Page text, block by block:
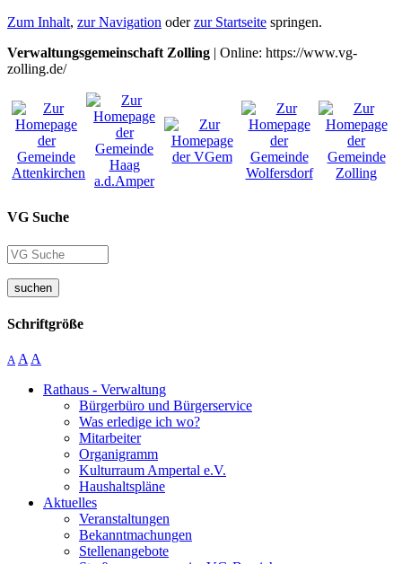
Zum Inhalt, zur Navigation oderzur Startseite springen.
Verwaltungsgemeinschaft Zolling | Online: https://www.vg-
zolling.de/
VG Suche
suchen
Schriftgröße
A A A
Rathaus - Verwaltung
Bürgerbüro und Bürgerservice
Was erledige ich wo?
Mitarbeiter
Organigramm
Kulturraum Ampertal e.V.
Haushaltspläne
Aktuelles
Veranstaltungen
Bekanntmachungen
Stellenangebote